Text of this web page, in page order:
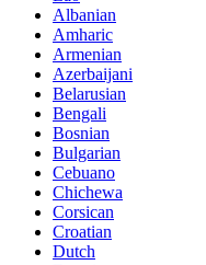
Albanian
Amharic
Armenian
Azerbaijani
Belarusian
Bengali
Bosnian
Bulgarian
Cebuano
Chichewa
Corsican
Croatian
Dutch